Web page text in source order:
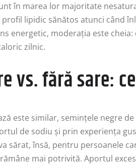
în marea lor majoritate
lipidic sănătos atunci când
energetic, moderația este
zilnic.
vs. fără sare:
este similar, semințele negre
de sodiu și prin experiența
sărat, însă, pentru persoanele
mai potrivită. Aportul